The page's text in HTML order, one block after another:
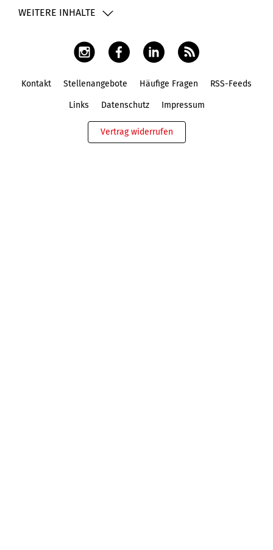
WEITERE INHALTE
Kontakt Stellenangebote Häufige Fragen RSS-Feeds
Links Datenschutz Impressum
Vertrag widerrufen